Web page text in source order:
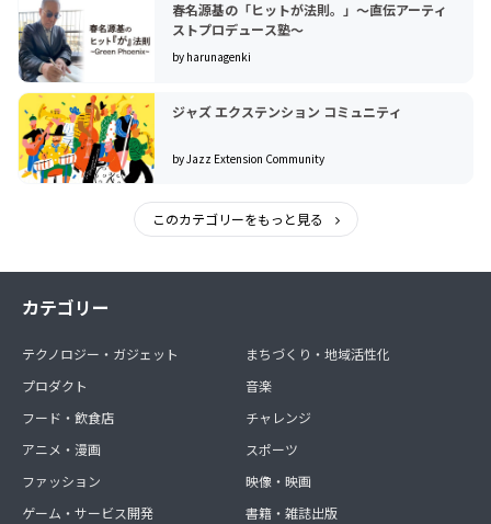
春名源基の「ヒットが法則。」〜直伝アーティ
ストプロデュース塾〜
by harunagenki
ジャズ エクステンション コミュニティ
by Jazz Extension Community
このカテゴリーをもっと見る
カテゴリー
テクノロジー・ガジェット
プロダクト
フード・飲食店
アニメ・漫画
ファッション
ゲーム・サービス開発
まちづくり・地域活性化
音楽
チャレンジ
スポーツ
映像・映画
書籍・雑誌出版